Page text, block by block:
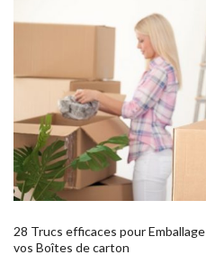
28 Trucs efficaces pour
vos Boîtes de carton